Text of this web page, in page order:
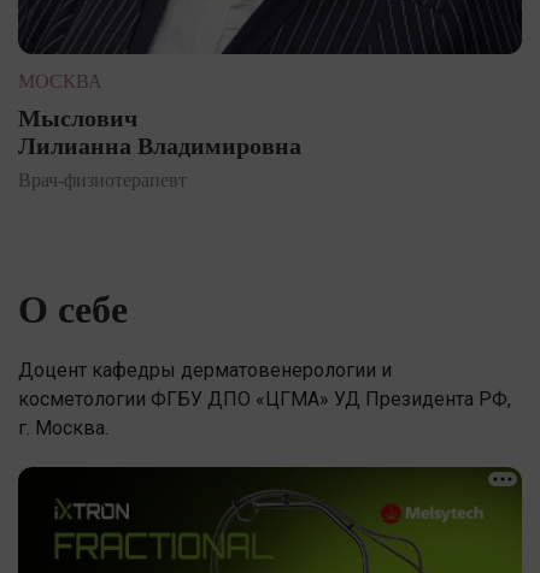
МОСКВА
Мыслович
Лилианна Владимировна
Врач-физиотерапевт
О себе
Доцент кафедры дерматовенерологии и
косметологии ФГБУ ДПО «ЦГМА» УД Президента РФ,
г. Москва.